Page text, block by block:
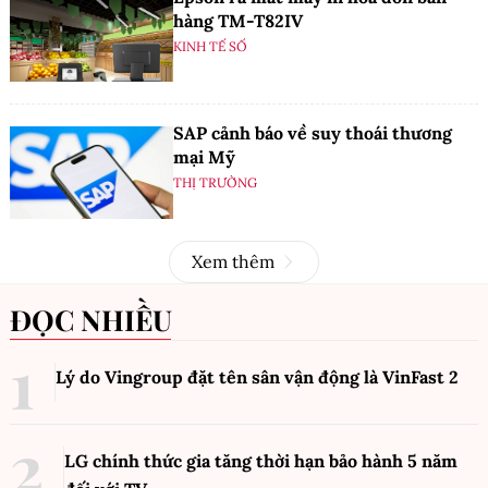
hàng TM-T82IV
KINH TẾ SỐ
SAP cảnh báo về suy thoái thương
mại Mỹ
THỊ TRƯỜNG
Xem thêm
ĐỌC NHIỀU
Lý do Vingroup đặt tên sân vận động là VinFast 2
LG chính thức gia tăng thời hạn bảo hành 5 năm